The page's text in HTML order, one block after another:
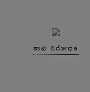
ಶಾಖ ನಿರೋಧಕ